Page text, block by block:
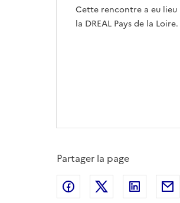
Cette rencontre a eu lieu
la DREAL Pays de la Loire.
Partager la page
Partager sur Facebook
Partager sur X